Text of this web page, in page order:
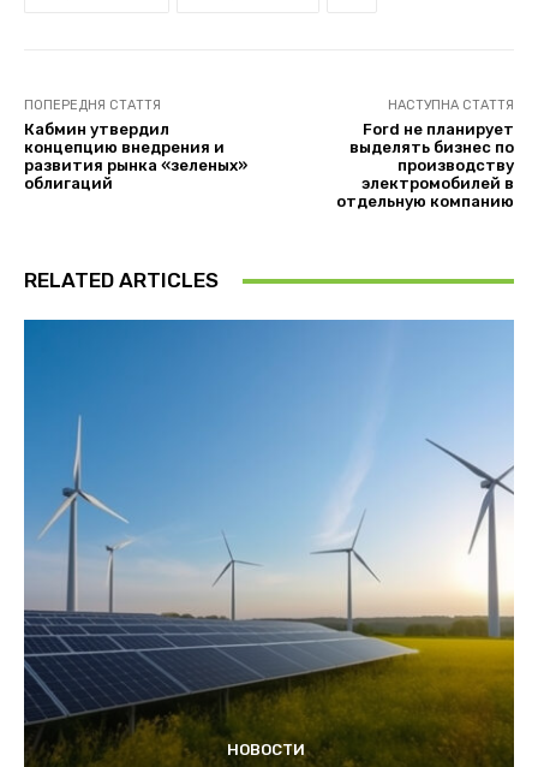
ПОПЕРЕДНЯ СТАТТЯ
Кабмин утвердил
концепцию внедрения и
развития рынка «зеленых»
облигаций
НАСТУПНА СТАТТЯ
Ford не планирует
выделять бизнес по
производству
электромобилей в
отдельную компанию
RELATED ARTICLES
НОВОСТИ